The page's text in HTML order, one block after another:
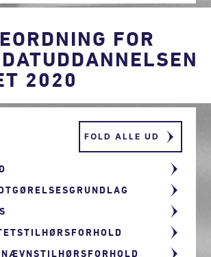
FOR
2020
FOLD ALLE UD